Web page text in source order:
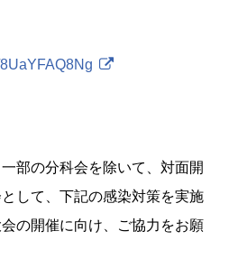
部の分科会を除いて、対面開
して、下記の感染対策を実施
の開催に向け、ご協力をお願